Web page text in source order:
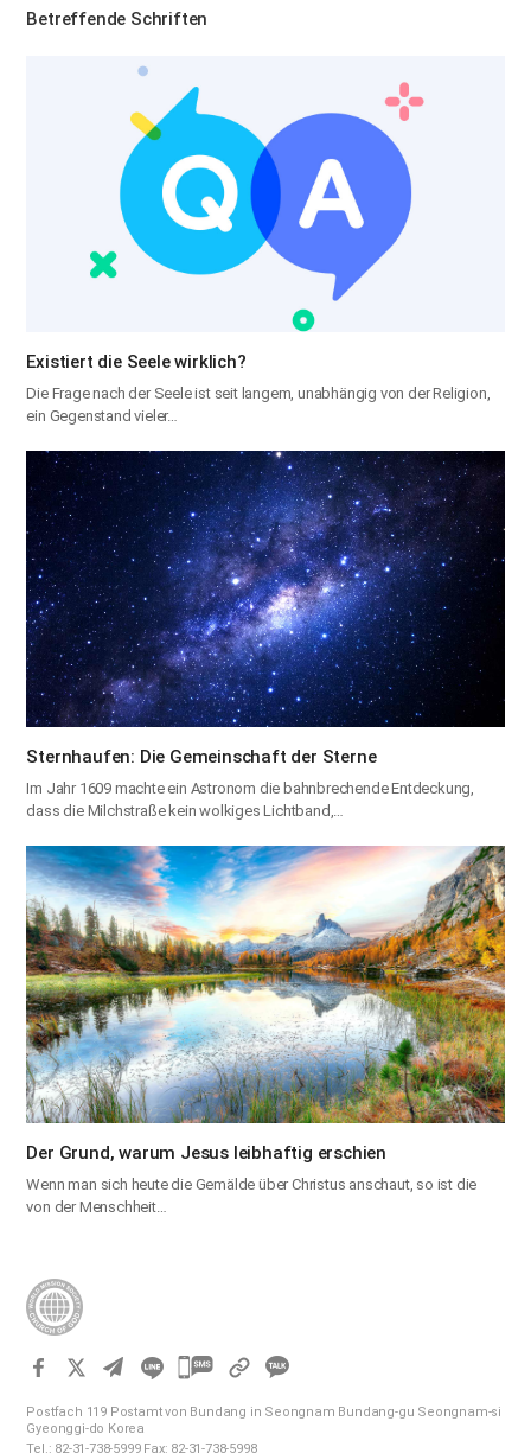
Betreffende Schriften
Existiert die Seele wirklich?
Die Frage nach der Seele ist seit langem, unabhängig von der Religion,
ein Gegenstand vieler…
Sternhaufen: Die Gemeinschaft der Sterne
Im Jahr 1609 machte ein Astronom die bahnbrechende Entdeckung,
dass die Milchstraße kein wolkiges Lichtband,…
Der Grund, warum Jesus leibhaftig erschien
Wenn man sich heute die Gemälde über Christus anschaut, so ist die
von der Menschheit…
카
오
Postfach 119 Postamt von Bundang in Seongnam Bundang-gu Seongnam-si
Gyeonggi-do Korea
Tel.: 82-31-738-5999 Fax: 82-31-738-5998